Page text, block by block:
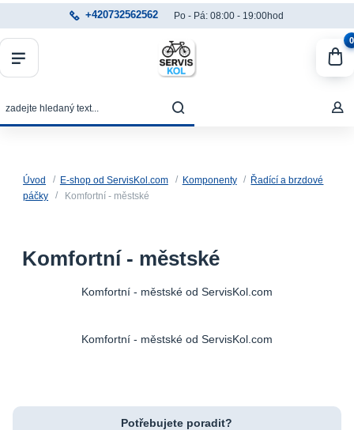
+420732562562 Po - Pá: 08:00 - 19:00hod
0
Úvod E-shop od ServisKol.com Komponenty
Řadící a brzdové
páčky
Komfortní - městské
Komfortní - městské
Komfortní - městské od ServisKol.com
Komfortní - městské od ServisKol.com
Potřebujete poradit?